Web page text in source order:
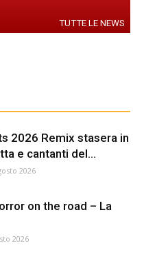
TUTTE LE NEWS
2026 Remix stasera in
e cantanti del...
2026
on the road – La
2026